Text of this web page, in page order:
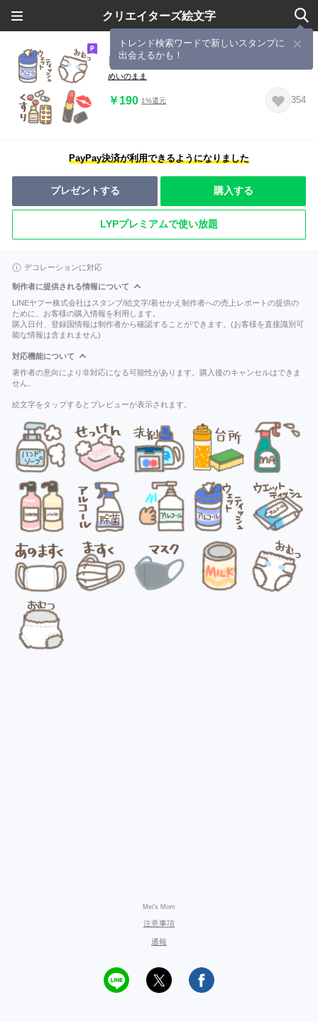
クリエイターズ絵文字
トレンド検索ワードで新しいスタンプに
出会えるかも！
日用品 消耗品 化粧品 えもじん8
めいのまま
￥190 1%還元 354
PayPay決済が利用できるようになりました
プレゼントする 購入する
LYPプレミアムで使い放題
デコレーションに対応
制作者に提供される情報について
LINEヤフー株式会社はスタンプ/絵文字/着せかえ制作者への売上レポートの提供の
ために、お客様の購入情報を利用します。
購入日付、登録国情報は制作者から確認することができます。(お客様を直接識別可
能な情報は含まれません)
対応機能について
著作者の意向により非対応になる可能性があります。購入後のキャンセルはできま
せん。
絵文字をタップするとプレビューが表示されます。
Mei's Mom
注意事項
通報